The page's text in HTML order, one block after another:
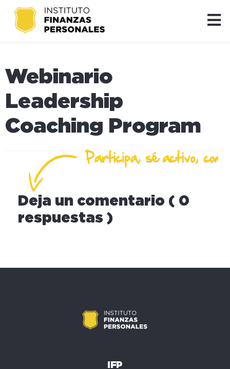
Webinario
Leadership
Coaching Program
Deja un comentario ( 0
respuestas )
IFP